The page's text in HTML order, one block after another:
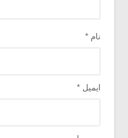
نام *
ایمیل *